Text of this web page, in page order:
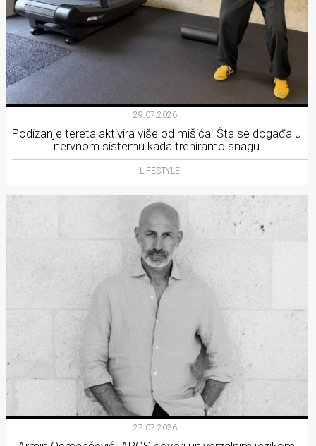
29.07.2026.
Podizanje tereta aktivira više od mišića: Šta se događa u
nervnom sistemu kada treniramo snagu
LIFESTYLE
27.07.2026.